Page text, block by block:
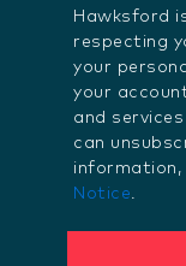
Hawksford
respecting
your
your
and
can
information,
Notice.